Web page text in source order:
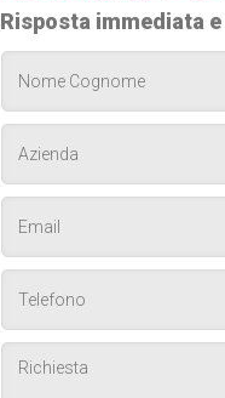
Risposta immediata